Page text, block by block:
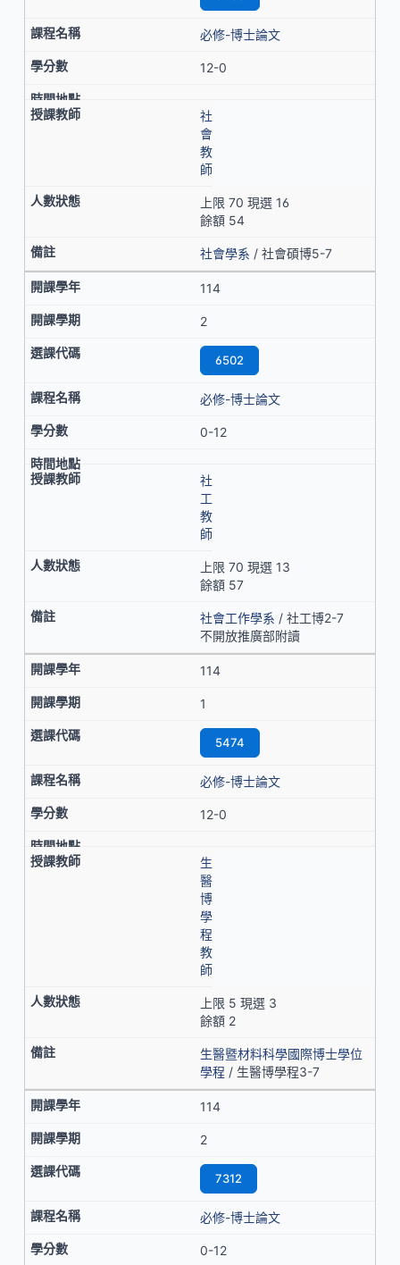
必修-博士論文
12-0
社
會
教
師
上限 70 現選 16
餘額 54
社會學系 / 社會碩博5-7
114
2
6502
必修-博士論文
0-12
社
工
教
師
上限 70 現選 13
餘額 57
社會工作學系 / 社工博2-7
不開放推廣部附讀
114
1
5474
必修-博士論文
12-0
生
醫
博
學
程
教
師
上限 5 現選 3
餘額 2
生醫暨材料科學國際博士學位
學程 / 生醫博學程3-7
114
2
7312
必修-博士論文
0-12